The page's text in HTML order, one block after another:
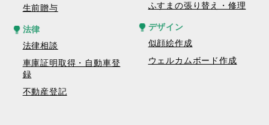
生前贈与
法律
法律相談
車庫証明取得・自動車登
録
不動産登記
ふすまの張り替え・修理
デザイン
似顔絵作成
ウェルカムボード作成